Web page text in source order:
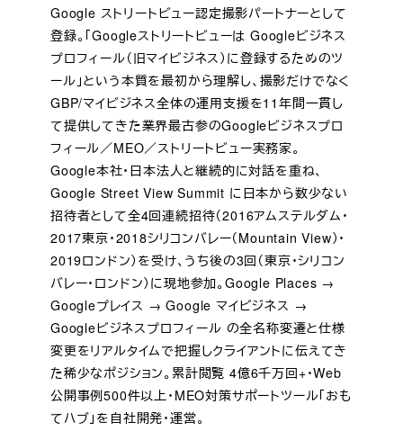
Google ストリートビュー認定撮影パートナーとして
登録。「Googleストリートビューは Googleビジネス
プロフィール（旧マイビジネス）に登録するためのツ
ール」という本質を最初から理解し、撮影だけでなく
GBP/マイビジネス全体の運用支援を11年間一貫し
て提供してきた業界最古参のGoogleビジネスプロ
フィール／MEO／ストリートビュー実務家。
Google本社・日本法人と継続的に対話を重ね、
Google Street View Summit に日本から数少ない
招待者として全4回連続招待（2016アムステルダム・
2017東京・2018シリコンバレー（Mountain View）・
2019ロンドン）を受け、うち後の3回（東京・シリコン
バレー・ロンドン）に現地参加。Google Places →
Googleプレイス → Google マイビジネス →
Googleビジネスプロフィール の全名称変遷と仕様
変更をリアルタイムで把握しクライアントに伝えてき
た稀少なポジション。累計閲覧 4億6千万回+・Web
公開事例500件以上・MEO対策サポートツール「おも
てハブ」を自社開発・運営。